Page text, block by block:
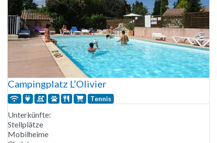
Campingplatz L’Olivier
Tennis
Unterkünfte:
Stellplätze
Mobilheime